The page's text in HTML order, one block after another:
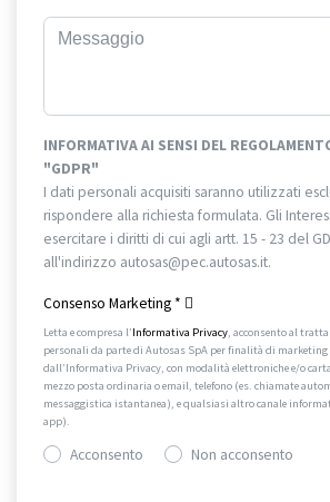
INFORMATIVA AI SENSI DEL
"GDPR"
I dati personali acquisiti saranno utilizzati
rispondere alla richiesta formulata. Gli
esercitare i diritti di cui agli artt. 15 - 23 del
all'indirizzo autosas@pec.autosas.it.
Consenso Marketing *
Letta e compresa l’Informativa Privacy, acconsento al
personali da parte di Autosas SpA per finalità di marketing
dall’Informativa Privacy, con modalità elettroniche e/o
mezzo posta ordinaria o email, telefono (es. chiamate
messaggistica istantanea), e qualsiasi altro canale
app).
Acconsento Non acconsento